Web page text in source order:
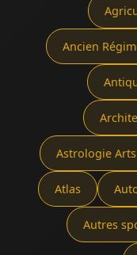
Ancien
Astrologie
Atlas
Autres